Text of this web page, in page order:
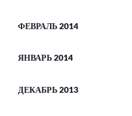
ФЕВРАЛЬ 2014
ЯНВАРЬ 2014
ДЕКАБРЬ 2013